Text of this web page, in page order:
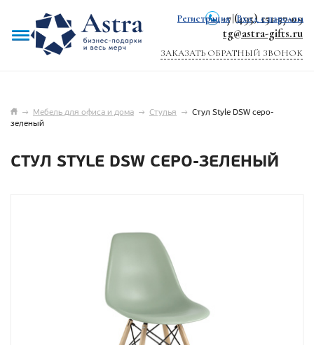
+7 (495) 151-57-09
tg@astra-gifts.ru
ЗАКАЗАТЬ ОБРАТНЫЙ ЗВОНОК
Регистрация Вход с паролем
→ Мебель для офиса и дома → Стулья → Стул Style DSW серо-
зеленый
СТУЛ STYLE DSW СЕРО-ЗЕЛЕНЫЙ